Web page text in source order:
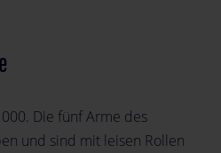
Die fünf Arme des
und sind mit leisen Rollen